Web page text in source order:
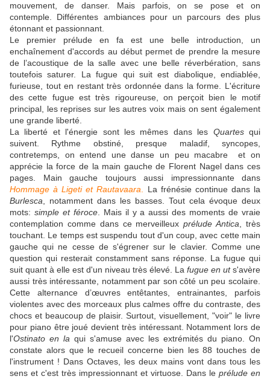
mouvement, de danser. Mais parfois, on se pose et on
contemple. Différentes ambiances pour un parcours des plus
étonnant et passionnant.
Le premier prélude en fa est une belle introduction, un
enchaînement d'accords au début permet de prendre la mesure
de l’acoustique de la salle avec une belle réverbération, sans
toutefois saturer. La fugue qui suit est diabolique, endiablée,
furieuse, tout en restant très ordonnée dans la forme. L'écriture
des cette fugue est très rigoureuse, on perçoit bien le motif
principal, les reprises sur les autres voix mais on sent également
une grande liberté.
La liberté et l'énergie sont les mêmes dans les Quartesqui
suivent. Rythme obstiné, presque maladif, syncopes,
contretemps, on entend une danse un peu macabre et on
apprécie la force de la main gauche de Florent Nagel dans ces
pages. Main gauche toujours aussi impressionnante dans
Hommage à Ligeti et Rautavaara
La frénésie continue dans la
Burlesca , notamment dans les basses. Tout cela évoque deux
mots: simple et féroce. Mais il y a aussi des moments de vraie
contemplation comme dans ce merveilleuxprélude Antica , très
touchant. Le temps est suspendu tout d'un coup, avec cette main
gauche qui ne cesse de s'égrener sur le clavier. Comme une
question qui resterait constamment sans réponse. La fugue qui
suit quant à elle est d'un niveau très élevé. La fugue en uts'avère
aussi très intéressante, notamment par son côté un peu scolaire.
Cette alternance d’œuvres entêtantes, entrainantes, parfois
violentes avec des morceaux plus calmes offre du contraste, des
chocs et beaucoup de plaisir. Surtout, visuellement, "voir" le livre
pour piano être joué devient très intéressant. Notamment lors de
l'Ostinato en la qui s'amuse avec les extrémités du piano. On
constate alors que le recueil concerne bien les 88 touches de
l'instrument ! Dans Octaves, les deux mains vont dans tous les
sens et c'est très impressionnant et virtuose. Dans le prélude en